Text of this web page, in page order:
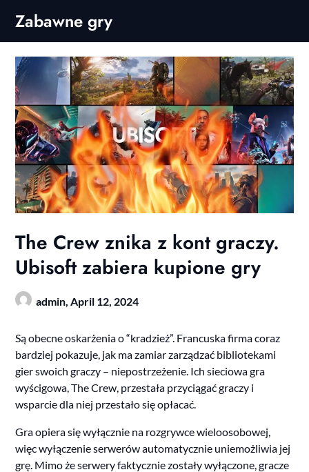
content
Zabawne gry
The Crew znika z kont graczy.
Ubisoft zabiera kupione gry
admin, April 12, 2024
Są obecne oskarżenia o “kradzież”. Francuska firma coraz
bardziej pokazuje, jak ma zamiar zarządzać bibliotekami
gier swoich graczy – niepostrzeżenie. Ich sieciowa gra
wyścigowa, The Crew, przestała przyciągać graczy i
wsparcie dla niej przestało się opłacać.
Gra opiera się wyłącznie na rozgrywce wieloosobowej,
więc wyłączenie serwerów automatycznie uniemożliwia jej
grę. Mimo że serwery faktycznie zostały wyłączone, gracze